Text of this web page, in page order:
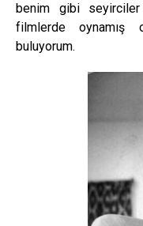
benim gibi
filmlerde oynamış
buluyorum.